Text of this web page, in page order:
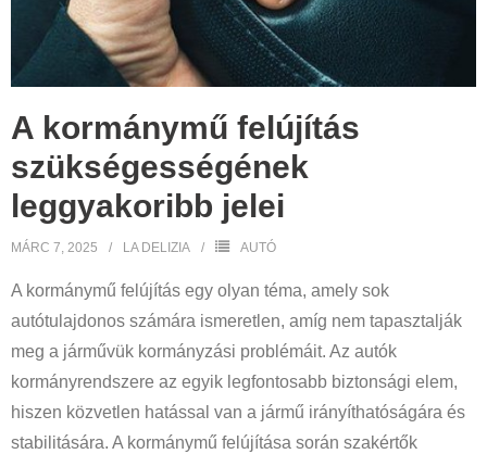
A kormánymű felújítás
szükségességének
leggyakoribb jelei
MÁRC 7, 2025 LA DELIZIA AUTÓ
A kormánymű felújítás egy olyan téma, amely sok
autótulajdonos számára ismeretlen, amíg nem tapasztalják
meg a járművük kormányzási problémáit. Az autók
kormányrendszere az egyik legfontosabb biztonsági elem,
hiszen közvetlen hatással van a jármű irányíthatóságára és
stabilitására. A kormánymű felújítása során szakértők